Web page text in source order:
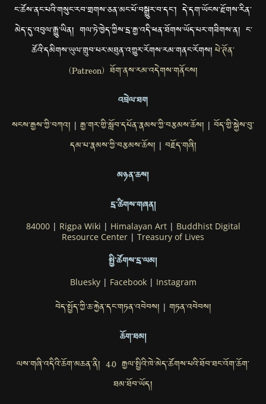
ང་ཚོས་ནང་པའི་གསུང་རབ་གྲགས་ཅན་མང་པོ་བསྒྱུར་བ་དང་། དེ་དག་ཡོངས་རྫོགས་རིན་
མེད་དུ་འབུལ་རྒྱུ་ཡིན། གལ་ཏེ་ཁྱེད་ཀྱིས་དྲ་རྒྱ་འདི་ཕན་ཐོགས་ཡོད་པར་གཟིགས་ན། ང་
ཚོའི་དམིགས་ཡུལ་གྲུབ་པར་མཐུན་འགྱུར་རོགས་རམ་གནང་རོགས།པེ་ཊོན་
(Patreon) ཐོག་ནས་རམ་འདེགས་གནོངས།
འབྲེལ་ཐག
སངས་རྒྱས་ཀྱི་བཀའ། | རྒྱ་གར་གྱི་སློབ་དཔོན་རྣམས་ཀྱི་བརྩམས་ཆོས། | བོད་གྱི་སྐྱེས་བུ་
དམ་པ་རྣམས་ཀྱི་བརྩམས་ཆོས། | བརྗོད་གཞི།
མཉན་ཆས།
དྲ་ཚིགས་གཞན།
84000| Rigpa Wiki | Himalayan Art| Buddhist Digital
Resource Center | Treasury of Lives
སྤྱི་ཚོགས་དྲ་ལམ།
Bluesky| Facebook| Instagram
བེད་སྤྱོད་ཀྱི་ཆ་རྐྱེན་དང་གཏན་འབེབས། | གཏན་འབེབས།
ཆོག་ཐམ།
ལས་གཞི་འདིའི་ཆོག་མཆན་ནི། 4.0 རྒྱལ་སྤྱིའི་ཁེ་མེད་ཚོགས་པའི་ཐོབ་ཐང་འོག་ཆོག་
ཐམ་ཐོབ་ཡོད།